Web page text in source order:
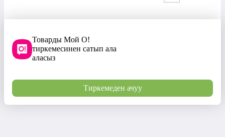
Товарды Мой О!
тиркемесинен сатып ала
аласыз
Тиркемеден ачуу